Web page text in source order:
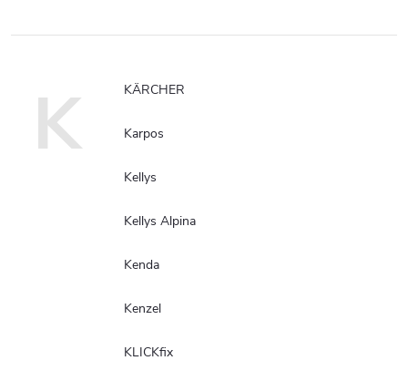
K KÄRCHER
Karpos
Kellys
Kellys Alpina
Kenda
Kenzel
KLICKfix